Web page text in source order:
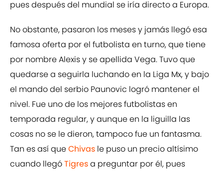
pues después del mundial se iría directo a Europa.
No obstante, pasaron los meses y jamás llegó esa
famosa oferta por el futbolista en turno, que tiene
por nombre Alexis y se apellida Vega. Tuvo que
quedarse a seguirla luchando en la Liga Mx, y bajo
el mando del serbio Paunovic logró mantener el
nivel. Fue uno de los mejores futbolistas en
temporada regular, y aunque en la liguilla las
cosas no se le dieron, tampoco fue un fantasma.
Tan es así queChivas le puso un precio altísimo
cuando llegóTigresa preguntar por él, pues